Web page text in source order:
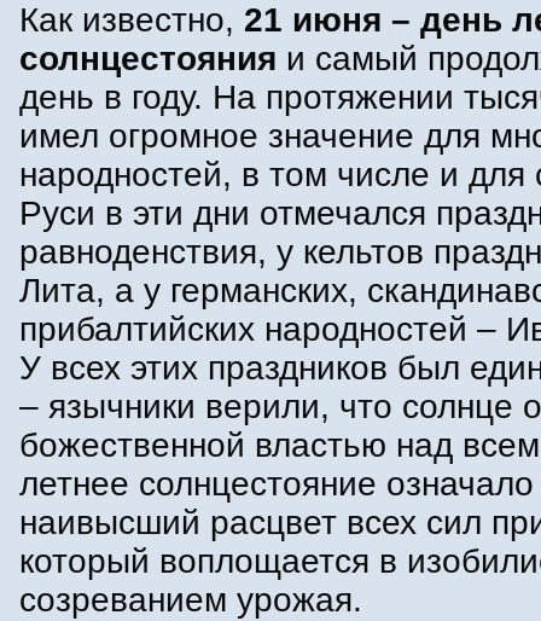
Как известно, 21 июня – день
солнцестояния и самый
день в году. На протяжении
имел огромное значение для
народностей, в том числе и для
Руси в эти дни отмечался
равноденствия, у кельтов
Лита, а у германских,
прибалтийских народностей –
У всех этих праздников был
– язычники верили, что солнце
божественной властью над
летнее солнцестояние означало
наивысший расцвет всех сил
который воплощается в
созреванием урожая.